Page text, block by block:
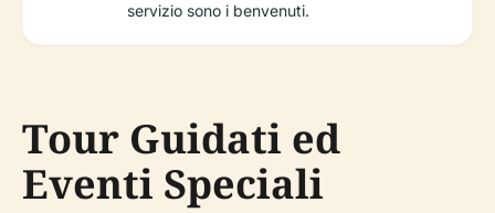
servizio sono i benvenuti.
Tour Guidati ed
Eventi Speciali